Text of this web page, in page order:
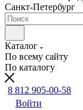
Санкт-Петербург
Каталог
По всему сайту
По каталогу
8 812 905-00-58
Войти